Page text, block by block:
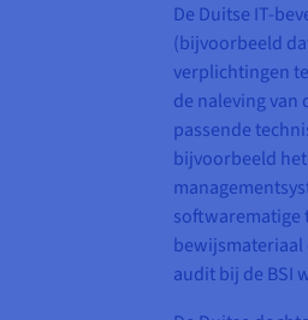
De Duitse IT-
(bijvoorbeeld
verplichtingen
de naleving van
passende
bijvoorbeeld
softwarematige
bewijsmateriaal
audit bij de BSI